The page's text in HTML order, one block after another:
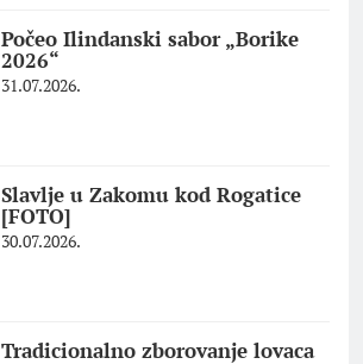
Počeo Ilindanski sabor „Borike
2026“
31.07.2026.
Slavlje u Zakomu kod Rogatice
[FOTO]
30.07.2026.
Tradicionalno zborovanje lovaca